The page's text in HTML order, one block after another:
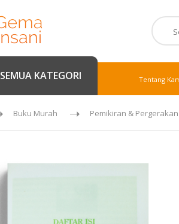
SEMUA KATEGORI Tentang
Buku Murah Pemikiran & Pergerakan